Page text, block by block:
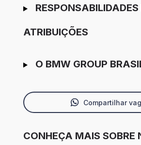
RESPONSABILIDADES
ATRIBUIÇÕES
O BMW GROUP
Compartilhar
CONHEÇA MAIS SOBRE